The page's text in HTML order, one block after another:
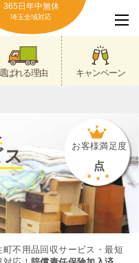
365日年中無休
埼玉全域対応
ばれる理由 キャンペーン
ス
お客様満足度
点
町不用品回収サービス・最短